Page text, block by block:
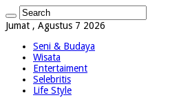
Jumat , Agustus 7 2026
Seni & Budaya
Wisata
Entertaiment
Selebritis
Life Style